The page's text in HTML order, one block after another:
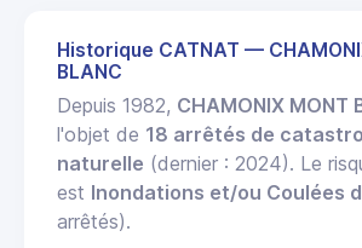
Historique CATNAT —
BLANC
Depuis 1982, CHAMONIX MONT
l'objet de 18 arrêtés de
naturelle (dernier : 2024). Le
est Inondations et/ou Coulées
arrêtés).